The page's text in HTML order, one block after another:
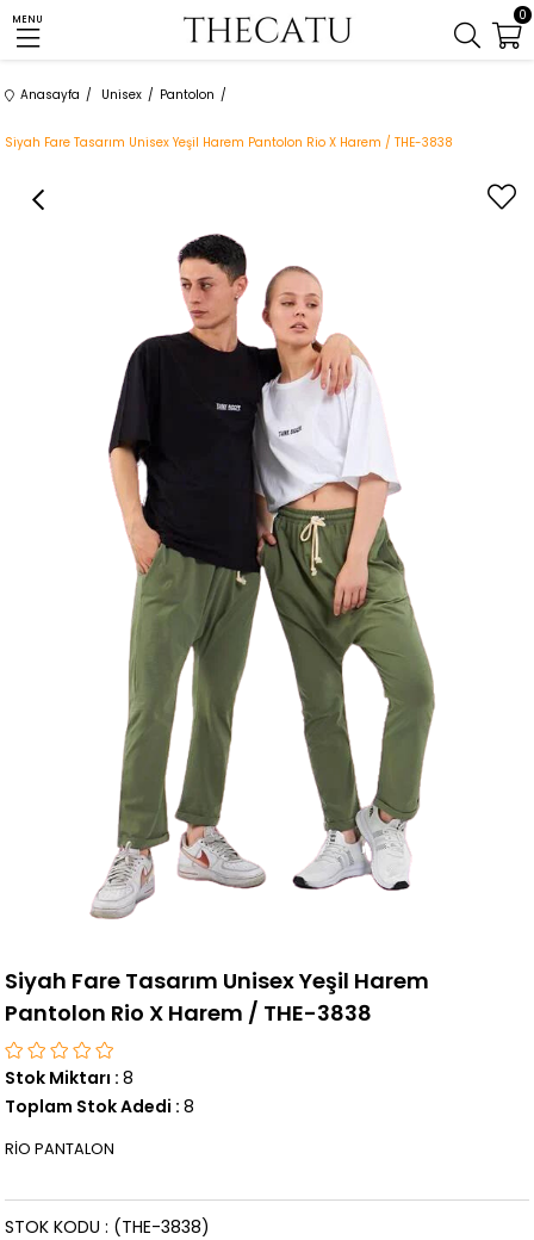
MENU 0
Anasayfa Unisex Pantolon
Siyah Fare Tasarım Unisex Yeşil Harem Pantolon Rio X Harem / THE-3838
Siyah Fare Tasarım Unisex Yeşil Harem
Pantolon Rio X Harem / THE-3838
Stok Miktarı : 8
Toplam Stok Adedi : 8
RİO PANTALON
(THE-3838)
STOK KODU